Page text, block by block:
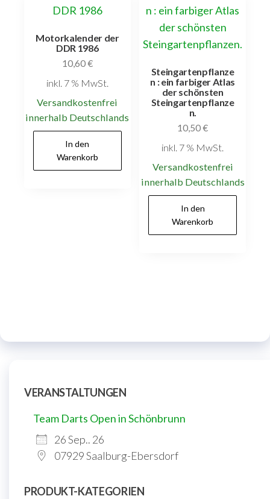
Motorkalender der
DDR 1986
10,60€
inkl. 7 % MwSt.
Versandkostenfrei
innerhalb Deutschlands
In den
Warenkorb
Steingartenpflanze
n : ein farbiger Atlas
der schönsten
Steingartenpflanze
n.
10,50€
inkl. 7 % MwSt.
Versandkostenfrei
innerhalb Deutschlands
In den
Warenkorb
VERANSTALTUNGEN
Team Darts Open in Schönbrunn
26 Sep.. 26
07929 Saalburg-Ebersdorf
PRODUKT-KATEGORIEN